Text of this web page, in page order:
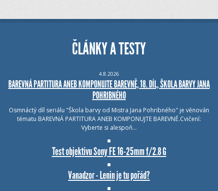
ČLÁNKY A TESTY
4.8.2026
BAREVNÁ PARTITURA ANEB KOMPONUJTE BAREVNĚ, 18. DÍL, ŠKOLA BARVY JANA
POHRIBNÉHO
Osmnáctý díl seriálu "Škola barvy od Mistra Jana Pohribného" je věnován
tématu BAREVNÁ PARTITURA ANEB KOMPONUJTE BAREVNĚ.Cvičení:
Vyberte si alespoň…
Test objektivu Sony FE 16-25mm f/2.8 G
Vanadzor - Lenin je tu pořád?